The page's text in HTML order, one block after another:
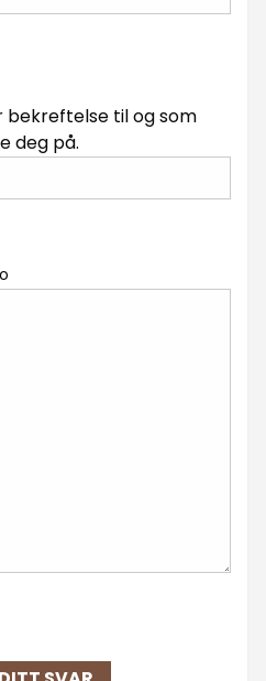
bekreftelse til og som
deg på.